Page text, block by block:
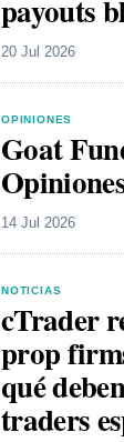
payouts
20 Jul 2026
OPINIONES
Goat
14 Jul 2026
NOTICIAS
cTrader
prop
qué
traders